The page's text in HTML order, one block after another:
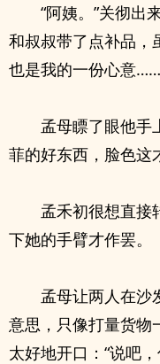
“阿姨。”关彻出
和叔叔带了点补品，
也是我的一份心意
孟母瞟了眼他手
菲的好东西，脸色这
孟禾初很想直接
下她的手臂才作罢。
孟母让两人在沙
意思，只像打量货物
太好地开口：“说吧